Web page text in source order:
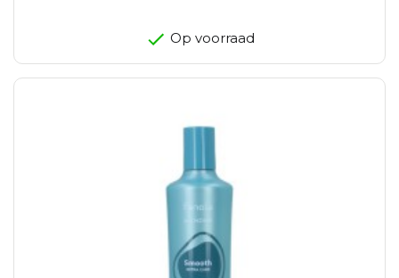
Op voorraad